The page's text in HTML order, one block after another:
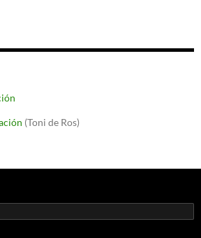
(Toni de Ros)